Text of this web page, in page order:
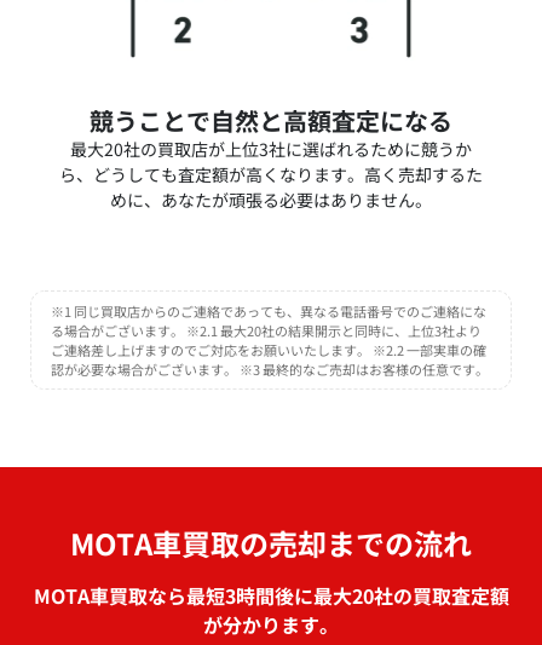
競うことで自然と高額査定になる
最大20社の買取店が上位3社に選ばれるために競うか
ら、どうしても査定額が高くなります。高く売却するた
めに、あなたが頑張る必要はありません。
※1 同じ買取店からのご連絡であっても、異なる電話番号でのご連絡にな
る場合がございます。 ※2.1 最大20社の結果開示と同時に、上位3社より
ご連絡差し上げますのでご対応をお願いいたします。 ※2.2 一部実車の確
認が必要な場合がございます。 ※3 最終的なご売却はお客様の任意です。
MOTA車買取の売却までの流れ
MOTA車買取なら最短3時間後に最大20社の買取査定額
が分かります。